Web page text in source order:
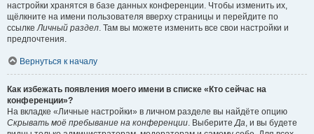
настройки хранятся в базе данных конференции. Чтобы изменить их,
щёлкните на имени пользователя вверху страницы и перейдите по
ссылкеЛичный раздел. Там вы можете изменить все свои настройки и
предпочтения.
Вернуться к началу
Как избежать появления моего имени в списке «Кто сейчас на
конференции»?
На вкладке «Личные настройки» в личном разделе вы найдёте опцию
Скрывать моё пребывание на конференции. ВыберитеДа, и вы будете